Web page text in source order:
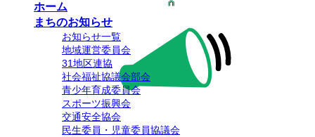
ホーム
まちのお知らせ
お知らせ一覧
地域運営委員会
31地区連協
社会福祉協議会部会
青少年育成委員会
スポーツ振興会
交通安全協会
民生委員・児童委員協議会